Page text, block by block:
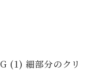
(1) 細部分のクリ